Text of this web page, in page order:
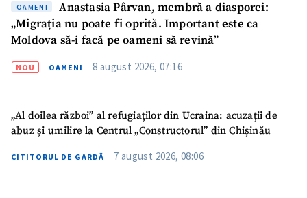
OAMENI
Anastasia Pârvan, membră a diasporei:
„Migrația nu poate fi oprită. Important este ca
Moldova să-i facă pe oameni să revină”
NOU OAMENI 8 august 2026, 07:16
„Al doilea război” al refugiaților din Ucraina: acuzații de
abuz și umilire la Centrul „Constructorul” din Chișinău
CITITORUL DE GARDĂ 7 august 2026, 08:06